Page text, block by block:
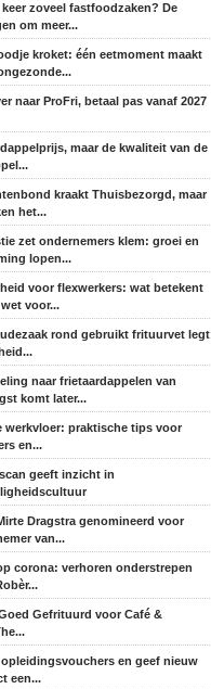
zoveel fastfoodzaken? De
om meer...
kroket: één eetmoment maakt
naar ProFri, betaal pas vanaf 2027
maar de kwaliteit van de
kraakt Thuisbezorgd, maar
het...
zet ondernemers klem: groei en
lopen...
voor flexwerkers: wat betekent
voor...
rond gebruikt frituurvet legt
naar frietaardappelen van
komt later...
werkvloer: praktische tips voor
en...
geeft inzicht in
Dragstra genomineerd voor
van...
corona: verhoren onderstrepen
Gefrituurd voor Café &
en geef nieuw
een...